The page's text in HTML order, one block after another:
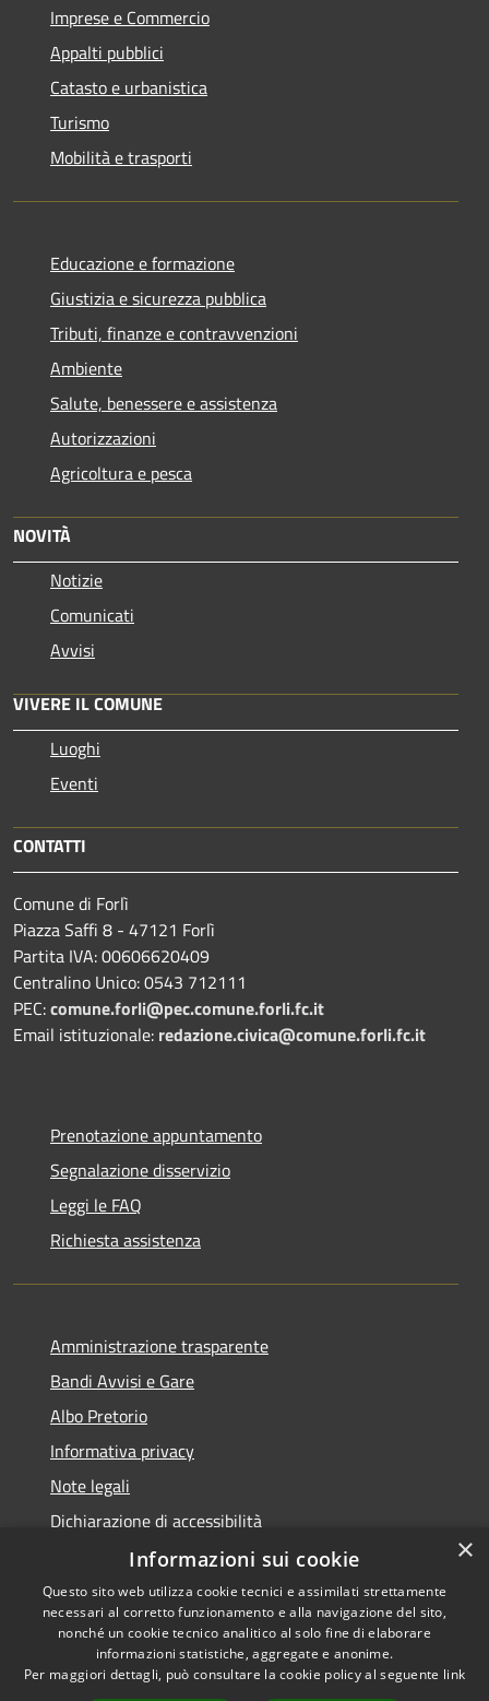
Imprese e Commercio
Appalti pubblici
Catasto e urbanistica
Turismo
Mobilità e trasporti
Educazione e formazione
Giustizia e sicurezza pubblica
Tributi, finanze e contravvenzioni
Ambiente
Salute, benessere e assistenza
Autorizzazioni
Agricoltura e pesca
NOVITÀ
Notizie
Comunicati
Avvisi
VIVERE IL COMUNE
Luoghi
Eventi
CONTATTI
Comune di Forlì
Piazza Saffi 8 - 47121 Forlì
Partita IVA: 00606620409
Centralino Unico: 0543 712111
PEC:comune.forli@pec.comune.forli.fc.it
Email istituzionale: redazione.civica@comune.forli.fc.it
Prenotazione appuntamento
Segnalazione disservizio
Leggi le FAQ
Richiesta assistenza
Amministrazione trasparente
Bandi Avvisi e Gare
Albo Pretorio
Informativa privacy
Note legali
Dichiarazione di accessibilità
Accessibilità
Privacy
Copyright © 2026 • Comune di
Forlì • Powered by
Municipium•Accesso
×
Informazioni sui cookie
Questo sito web utilizza cookie tecnici e assimilati strettamente
necessari al corretto funzionamento e alla navigazione del sito,
nonché un cookie tecnico analitico al solo fine di elaborare
informazioni statistiche, aggregate e anonime.
Per maggiori dettagli, può consultare la cookie policy al seguente link